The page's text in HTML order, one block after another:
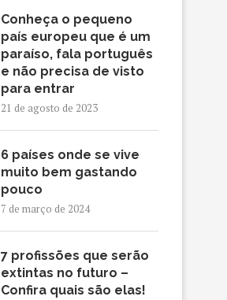
Conheça o pequeno
país europeu que é um
paraíso, fala português
e não precisa de visto
para entrar
21 de agosto de 2023
6 países onde se vive
muito bem gastando
pouco
7 de março de 2024
7 profissões que serão
extintas no futuro –
Confira quais são elas!